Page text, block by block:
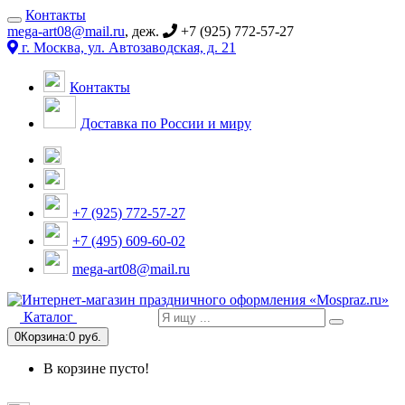
Контакты
mega-art08@mail.ru, деж.
+7 (925) 772-57-27
г. Москва, ул. Автозаводская, д. 21
Контакты
Доставка по России и миру
+7 (925) 772-57-27
+7 (495) 609-60-02
mega-art08@mail.ru
Каталог
0Корзина:0 руб.
В корзине пусто!